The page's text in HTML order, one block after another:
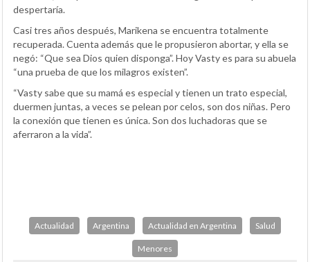
despertaría.
Casi tres años después, Marikena se encuentra totalmente
recuperada. Cuenta además que le propusieron abortar, y ella se
negó: “Que sea Dios quien disponga”. Hoy Vasty es para su abuela
“una prueba de que los milagros existen”.
“Vasty sabe que su mamá es especial y tienen un trato especial,
duermen juntas, a veces se pelean por celos, son dos niñas. Pero
la conexión que tienen es única. Son dos luchadoras que se
aferraron a la vida”.
Actualidad Argentina Actualidad en Argentina Salud
Menores